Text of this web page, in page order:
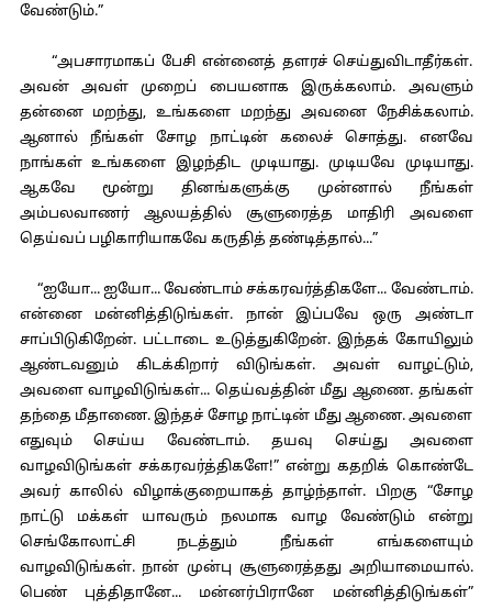
வேண்டும்.”
“அபசாரமாகப் பேசி என்னைத் தளரச் செய்துவிடாதீர்கள்.
அவன் அவள் முறைப் பையனாக இருக்கலாம். அவளும்
தன்னை மறந்து, உங்களை மறந்து அவனை நேசிக்கலாம்.
ஆனால் நீங்கள் சோழ நாட்டின் கலைச் சொத்து. எனவே
நாங்கள் உங்களை இழந்திட முடியாது. முடியவே முடியாது.
ஆகவே மூன்று தினங்களுக்கு முன்னால் நீங்கள்
அம்பலவாணர் ஆலயத்தில் சூளுரைத்த மாதிரி அவளை
தெய்வப் பழிகாரியாகவே கருதித் தண்டித்தால்...”
“ஐயோ... ஐயோ... வேண்டாம் சக்கரவர்த்திகளே... வேண்டாம்.
என்னை மன்னித்திடுங்கள். நான் இப்பவே ஒரு அண்டா
சாப்பிடுகிறேன். பட்டாடை உடுத்துகிறேன். இந்தக் கோயிலும்
ஆண்டவனும் கிடக்கிறார் விடுங்கள். அவள் வாழட்டும்,
அவளை வாழவிடுங்கள்... தெய்வத்தின் மீது ஆணை. தங்கள்
தந்தை மீதாணை. இந்தச் சோழ நாட்டின் மீது ஆணை. அவளை
எதுவும் செய்ய வேண்டாம். தயவு செய்து அவளை
வாழவிடுங்கள் சக்கரவர்த்திகளே!” என்று கதறிக் கொண்டே
அவர் காலில் விழாக்குறையாகத் தாழ்ந்தாள். பிறகு “சோழ
நாட்டு மக்கள் யாவரும் நலமாக வாழ வேண்டும் என்று
செங்கோலாட்சி நடத்தும் நீங்கள் எங்களையும்
வாழவிடுங்கள். நான் முன்பு சூளுரைத்தது அறியாமையால்.
பெண் புத்திதானே... மன்னர்பிரானே மன்னித்திடுங்கள்”